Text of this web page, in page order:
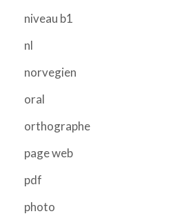
niveau b1
nl
norvegien
oral
orthographe
page web
pdf
photo